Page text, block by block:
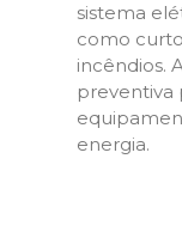
sistema
como
incêndios.
preventiva
energia.